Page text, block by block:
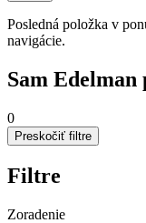
Posledná položka v
navigácie.
Sam
0
Preskočiť filtre
Filtre
Zoradenie